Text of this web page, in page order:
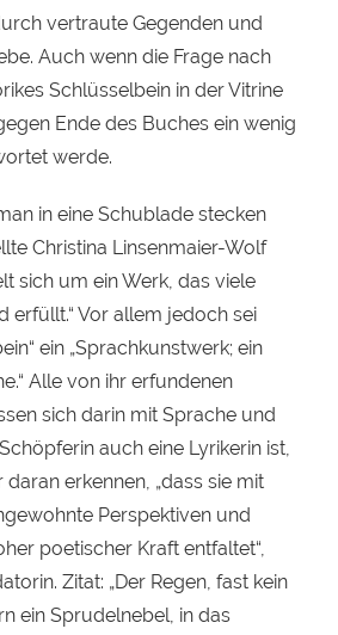
vertraute Gegenden und
Auch wenn die Frage nach
Schlüsselbein in der Vitrine
Ende des Buches ein wenig
werde.
in eine Schublade stecken
Christina Linsenmaier-Wolf
sich um ein Werk, das viele
erfüllt.“ Vor allem jedoch sei
ein „Sprachkunstwerk; ein
Alle von ihr erfundenen
sich darin mit Sprache und
auch eine Lyrikerin ist,
erkennen, „dass sie mit
Perspektiven und
poetischer Kraft entfaltet“,
Zitat: „Der Regen, fast kein
ein Sprudelnebel, in das